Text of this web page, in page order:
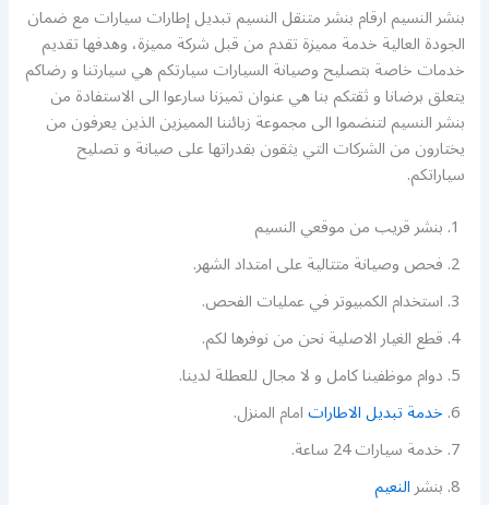
بنشر النسيم ارقام بنشر متنقل النسيم تبديل إطارات سيارات مع ضمان
الجودة العالية خدمة مميزة تقدم من قبل شركة مميزة، وهدفها تقديم
خدمات خاصة بتصليح وصيانة السيارات سيارتكم هي سيارتنا و رضاكم
يتعلق برضانا و ثقتكم بنا هي عنوان تميزنا سارعوا الى الاستفادة من
بنشر النسيم لتنضموا الى مجموعة زبائننا المميزين الذين يعرفون من
يختارون من الشركات التي يثقون بقدراتها على صيانة و تصليح
سياراتكم.
بنشر قريب من موقعي النسيم
فحص وصيانة متتالية على امتداد الشهر.
استخدام الكمبيوتر في عمليات الفحص.
قطع الغيار الاصلية نحن من نوفرها لكم.
دوام موظفينا كامل و لا مجال للعطلة لدينا.
خدمة تبديل الاطاراتامام المنزل.
خدمة سيارات 24 ساعة.
بنشرالنعيم